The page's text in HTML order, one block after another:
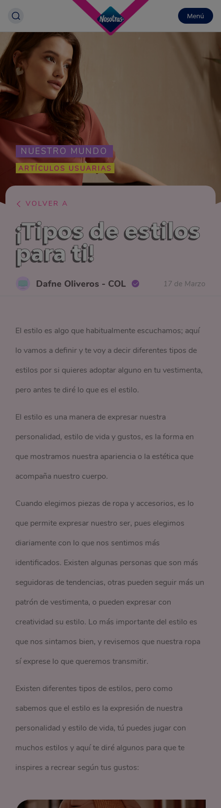
Menú
NUESTRO MUNDO
ARTÍCULOS USUARIAS
VOLVER A
¡Tipos de estilos
para ti!
Dafne Oliveros - COL 17 de Marzo
El estilo es algo que habitualmente escuchamos; aquí
lo vamos a definir y te voy a decir diferentes tipos de
estilos por si quieres adoptar alguno en tu vestimenta,
pero antes te diré lo que es el estilo.
El estilo es una manera de expresar nuestra
personalidad, estilo de vida y gustos, es la forma en
que mostramos nuestra apariencia o la estética que
acompaña nuestro cuerpo.
Cuando elegimos piezas de ropa y accesorios, es lo
que permite expresar nuestro ser, pues elegimos
diariamente con lo que nos sentimos más
identificados. Existen algunas personas que son más
seguidoras de tendencias, otras pueden seguir más un
patrón de vestimenta, o pueden expresar con
creatividad su estilo. Lo más importante del estilo es
que nos sintamos bien, y revisemos que nuestra ropa
sí exprese lo que queremos transmitir.
Existen diferentes tipos de estilos, pero como
sabemos que el estilo es la expresión de nuestra
personalidad y estilo de vida, tú puedes jugar con
muchos estilos y aquí te diré algunos para que te
inspires a recrear según tus gustos: